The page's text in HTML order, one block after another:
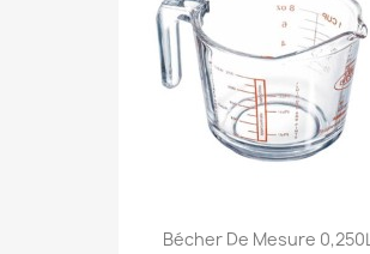
Bécher De Mesure 0,250L